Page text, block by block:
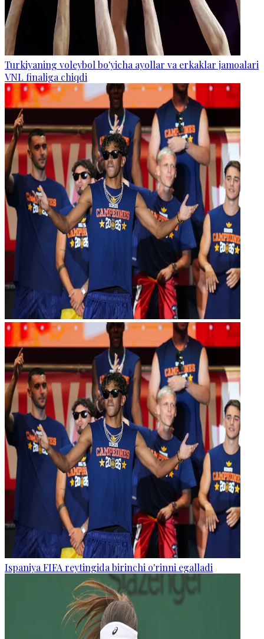
Turkiyaning voleybol bo'yicha ayollar va erkaklar jamoalari
VNL finaliga chiqdi
Ispaniya FIFA reytingida birinchi o'rinni egalladi